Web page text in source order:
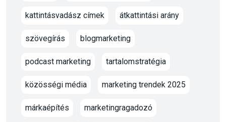
kattintásvadász címek átkattintási arány
szövegírás blogmarketing
podcast marketing tartalomstratégia
közösségi média marketing trendek 2025
márkaépítés marketingragadozó